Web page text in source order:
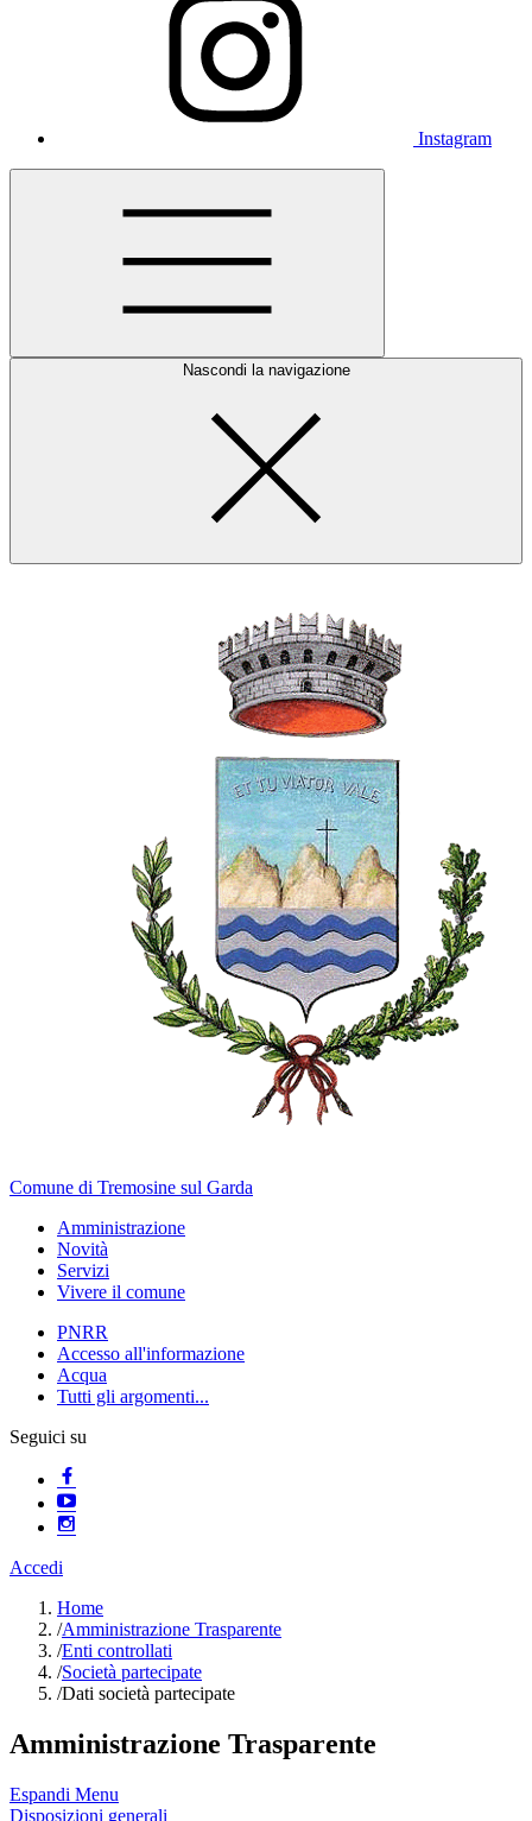
Instagram
Nascondi la navigazione
Comune di Tremosine sul Garda
Amministrazione
Novità
Servizi
Vivere il comune
PNRR
Accesso all'informazione
Acqua
Tutti gli argomenti...
Seguici su
Accedi
Home
/Amministrazione Trasparente
/Enti controllati
/Società partecipate
/Dati società partecipate
Amministrazione Trasparente
Espandi Menu
Disposizioni generali